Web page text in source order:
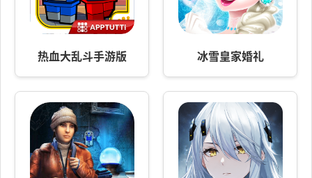
热血大乱斗手游版 冰雪皇家婚礼